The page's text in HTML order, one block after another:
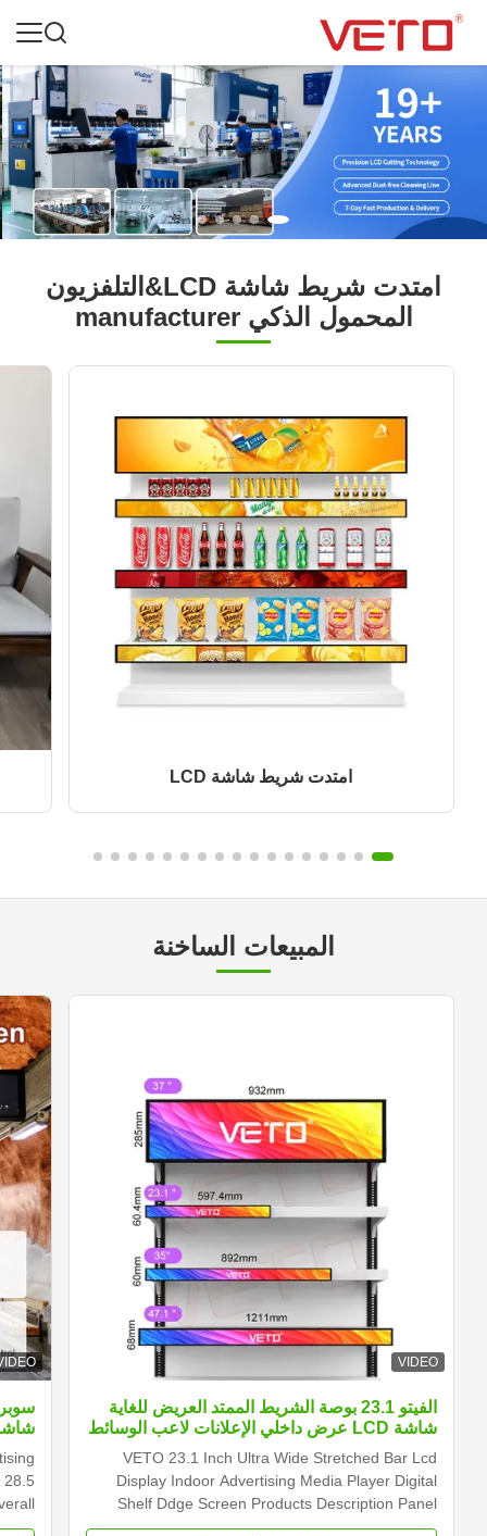
امتدت شريط شاشة LCD&التلفزيون
المحمول الذكي manufacturer
امتدت شريط شاشة LCD
المبيعات الساخنة
VIDEO
الفيتو 23.1 بوصة الشريط الممتد العريض للغاية
شاشة LCD عرض داخلي الإعلانات لاعب الوسائط
الرقمية الرف الحافة الشاشة
VETO 23.1 Inch Ultra Wide Stretched Bar Lcd
Display Indoor Advertising Media Player Digital
Shelf Ddge Screen Products Description Panel
type 23.1 inch LCD screen Installation Wall mount
28.5